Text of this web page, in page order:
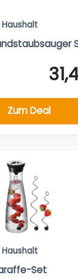
Haushalt
Zum Deal
Haushalt
Set